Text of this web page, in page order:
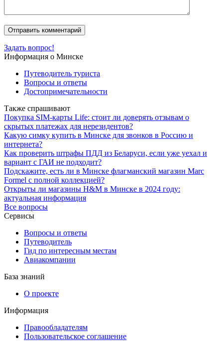
Задать вопрос!
Информация о Минске
Путеводитель туриста
Вопросы и ответы
Достопримечательности
Также спрашивают
Покупка SIM-карты Life: стоит ли доверять отзывам о
скрытых платежах для нерезидентов?
Какую симку купить в Минске для звонков в Россию и
интернета?
Как проверить штрафы ПДД из Беларуси, если уже уехал и
вариант с ГАИ не подходит?
Подскажите, есть ли в Минске флагманский магазин Marc
Formel с полной коллекцией?
Открыты ли магазины H&M в Минске в 2024 году:
актуальная информация
Все вопросы
Сервисы
Вопросы и ответы
Путеводитель
Гид по интересным местам
Авиакомпании
База знаний
О проекте
Информация
Правообладателям
Пользовательское соглашение